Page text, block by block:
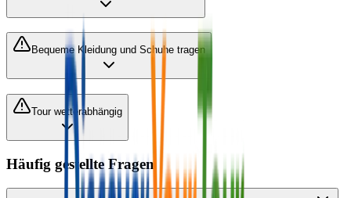
Bequeme Kleidung und Schuhe tragen
Tour wetterabhängig
Häufig gestellte Fragen